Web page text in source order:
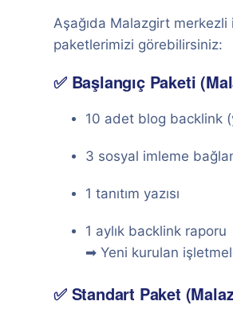
Aşağıda Malazgirt merkezli
paketlerimizi görebilirsiniz:
✅ Başlangıç Paketi
10 adet blog backlink
3 sosyal imleme
1 tanıtım yazısı
1 aylık backlink raporu
➡ Yeni kurulan
✅ Standart Paket